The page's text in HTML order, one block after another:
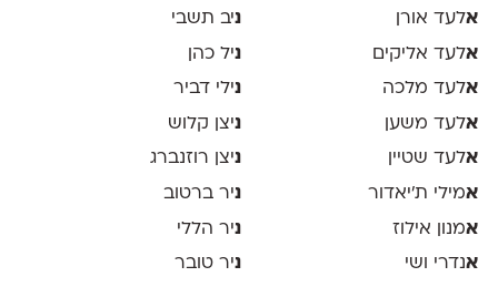
אלעד אורן
אלעד אליקים
אלעד מלכה
אלעד משען
אלעד שטיין
אמילי ת׳יאדור
אמנון אילוז
אנדרי ושי
ניב תשבי
ניל כהן
נילי דביר
ניצן קלוש
ניצן רוזנברג
ניר ברטוב
ניר הללי
ניר טובר